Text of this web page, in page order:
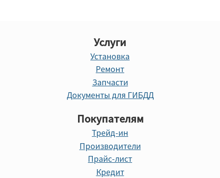
Услуги
Установка
Ремонт
Запчасти
Документы для ГИБДД
Покупателям
Трейд-ин
Производители
Прайс-лист
Кредит